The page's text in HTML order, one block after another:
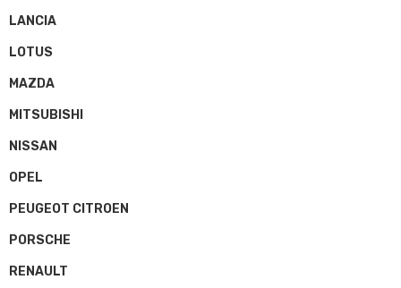
LANCIA
LOTUS
MAZDA
MITSUBISHI
NISSAN
OPEL
PEUGEOT CITROEN
PORSCHE
RENAULT